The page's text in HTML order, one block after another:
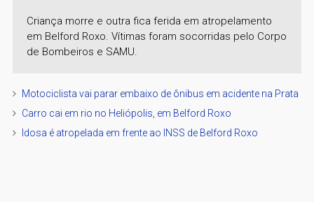
Criança morre e outra fica ferida em atropelamento
em Belford Roxo. Vítimas foram socorridas pelo Corpo
de Bombeiros e SAMU.
Motociclista vai parar embaixo de ônibus em acidente na Prata
Carro cai em rio no Heliópolis, em Belford Roxo
Idosa é atropelada em frente ao INSS de Belford Roxo